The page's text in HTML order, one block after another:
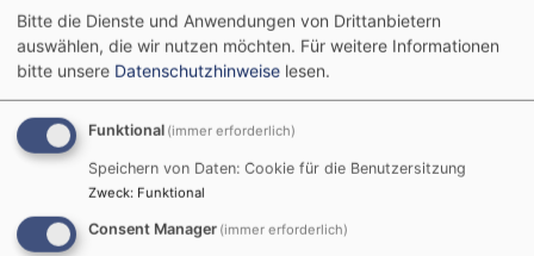
Bitte die Dienste und Anwendungen von Drittanbietern
auswählen, die wir nutzen möchten. Für weitere Informationen
bitte unsere Datenschutzhinweise lesen.
Funktional (immer erforderlich)
Speichern von Daten: Cookie für die Benutzersitzung
Zweck: Funktional
Consent Manager (immer erforderlich)